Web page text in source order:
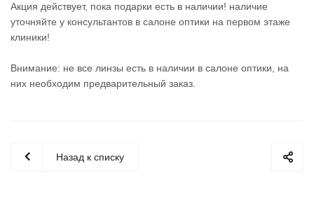
Акция действует, пока подарки есть в наличии! наличие
уточняйте у консультантов в салоне оптики на первом этаже
клиники!
Внимание: не все линзы есть в наличии в салоне оптики, на
них необходим предварительный заказ.
Назад к списку